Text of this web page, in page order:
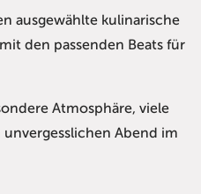
ausgewählte kulinarische
den passenden Beats für
Atmosphäre, viele
Abend im